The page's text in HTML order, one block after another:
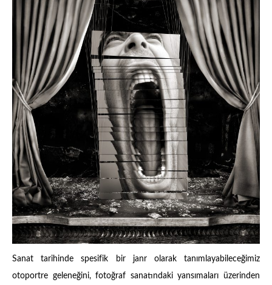
Sanat tarihinde spesifik bir janr olarak tanımlayabileceğimiz
otoportre geleneğini, fotoğraf sanatındaki yansımaları üzerinden